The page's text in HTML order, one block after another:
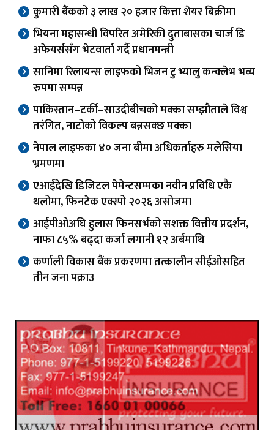
कुमारी बैंकको ३ लाख २० हजार कित्ता शेयर बिक्रीमा
भियना महासन्धी विपरित अमेरिकी दुताबासका चार्ज डि
अफेयर्ससँग भेटवार्ता गर्दै प्रधानमन्त्री
सानिमा रिलायन्स लाइफको भिजन टु भ्यालु कन्क्लेभ भव्य
रुपमा सम्पन्न
पाकिस्तान–टर्की–साउदीबीचको मक्का सम्झौताले विश्व
तरंगित, नाटोको विकल्प बन्नसक्छ मक्का
नेपाल लाइफका ४० जना बीमा अधिकर्ताहरु मलेसिया
भ्रमणमा
एआईदेखि डिजिटल पेमेन्टसम्मका नवीन प्रविधि एकै
थलोमा, फिनटेक एक्स्पो २०२६ असोजमा
आईपीओअघि हुलास फिनसर्भको सशक्त वित्तीय प्रदर्शन,
नाफा ८५% बढ्दा कर्जा लगानी १२ अर्बमाथि
कर्णाली विकास बैंक प्रकरणमा तत्कालीन सीईओसहित
तीन जना पक्राउ